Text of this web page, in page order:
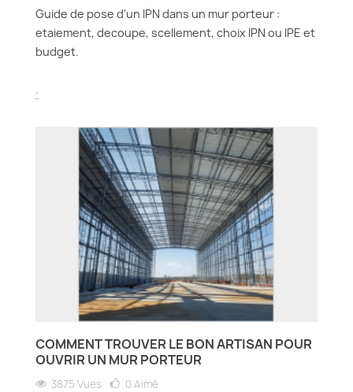
Guide de pose d'un IPN dans un mur porteur :
etaiement, decoupe, scellement, choix IPN ou IPE et
budget.
.
COMMENT TROUVER LE BON ARTISAN POUR
OUVRIR UN MUR PORTEUR
3875 Vues 0 Aimé